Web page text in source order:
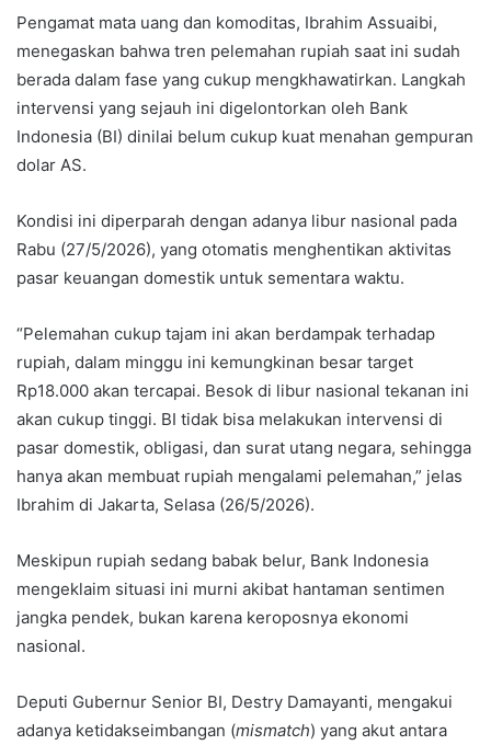
Pengamat mata uang dan komoditas, Ibrahim Assuaibi,
menegaskan bahwa tren pelemahan rupiah saat ini sudah
berada dalam fase yang cukup mengkhawatirkan. Langkah
intervensi yang sejauh ini digelontorkan oleh Bank
Indonesia (BI) dinilai belum cukup kuat menahan gempuran
dolar AS.
Kondisi ini diperparah dengan adanya libur nasional pada
Rabu (27/5/2026), yang otomatis menghentikan aktivitas
pasar keuangan domestik untuk sementara waktu.
“Pelemahan cukup tajam ini akan berdampak terhadap
rupiah, dalam minggu ini kemungkinan besar target
Rp18.000 akan tercapai. Besok di libur nasional tekanan ini
akan cukup tinggi. BI tidak bisa melakukan intervensi di
pasar domestik, obligasi, dan surat utang negara, sehingga
hanya akan membuat rupiah mengalami pelemahan,” jelas
Ibrahim di Jakarta, Selasa (26/5/2026).
Meskipun rupiah sedang babak belur, Bank Indonesia
mengeklaim situasi ini murni akibat hantaman sentimen
jangka pendek, bukan karena keroposnya ekonomi
nasional.
Deputi Gubernur Senior BI, Destry Damayanti, mengakui
adanya ketidakseimbangan (mismatch) yang akut antara